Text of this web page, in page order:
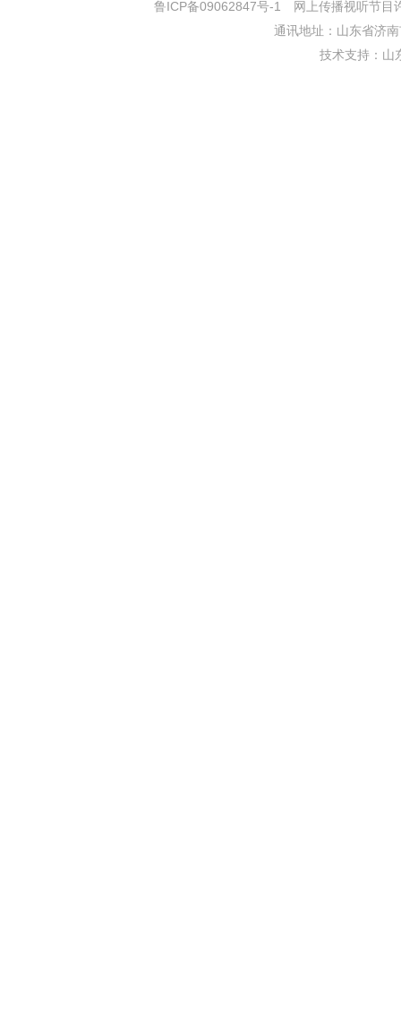
鲁ICP备09062847号-1
网上传播视听节目
通讯地址：山东省济
技术支持： 山